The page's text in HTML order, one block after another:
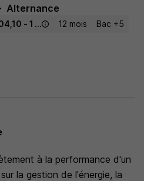
Alternance
- 1 867,02 € / mois
12 mois
Bac +5
à la performance d'un
la gestion de l'énergie, la